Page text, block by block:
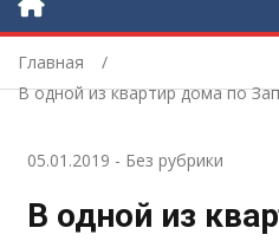
Главная
В одной из квартир дома по
05.01.2019 - Без рубрики
В одной из